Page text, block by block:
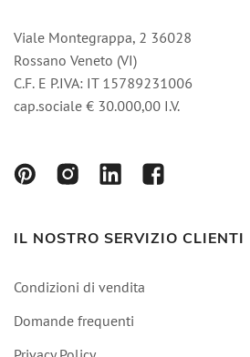
Viale Montegrappa, 2 36028
Rossano Veneto (VI)
C.F. E P.IVA: IT 15789231006
cap.sociale € 30.000,00 I.V.
IL NOSTRO SERVIZIO CLIENTI
Condizioni di vendita
Domande frequenti